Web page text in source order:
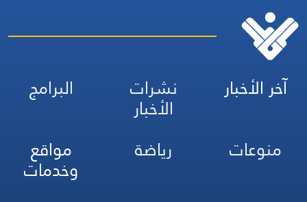
آخر الأخبار نشرات
الأخبار
البرامج
منوعات
رياضة مواقع
وخدمات